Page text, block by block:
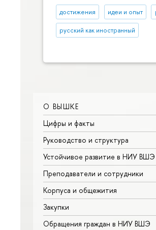
достижения идеи и опыт
русский как иностранный
О ВЫШКЕ
Цифры и факты
Руководство и структура
Устойчивое развитие в НИУ ВШЭ
Преподаватели и сотрудники
Корпуса и общежития
Закупки
Обращения граждан в НИУ ВШЭ